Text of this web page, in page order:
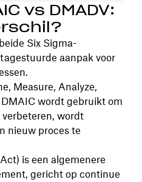
vs DMADV:
Six Sigma-
aanpak voor
Measure, Analyze,
wordt gebruikt om
wordt
nieuw proces te
is een algemenere
gericht op continue